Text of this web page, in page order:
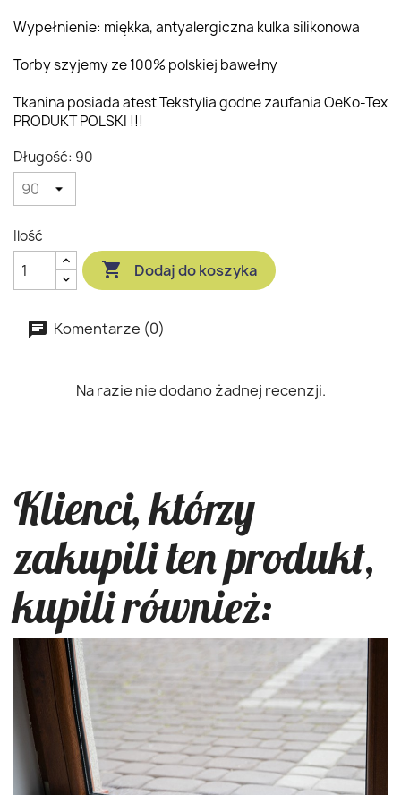
Wypełnienie: miękka, antyalergiczna kulka silikonowa
Torby szyjemy ze 100% polskiej bawełny
Tkanina posiada atest Tekstylia godne zaufania OeKo-Tex
PRODUKT POLSKI !!!
Długość: 90
Ilość
 Dodaj do koszyka
Komentarze (0)
Na razie nie dodano żadnej recenzji.
Klienci, którzy
zakupili ten produkt,
kupili również: